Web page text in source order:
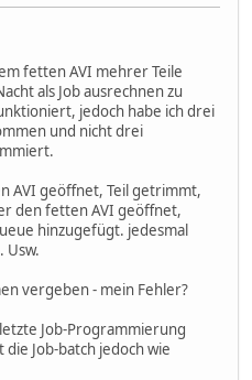
fetten AVI mehrer Teile
als Job ausrechnen zu
jedoch habe ich drei
und nicht drei
AVI geöffnet, Teil getrimmt,
den fetten AVI geöffnet,
hinzugefügt. jedesmal
Usw.
vergeben - mein Fehler?
Job-Programmierung
Job-batch jedoch wie